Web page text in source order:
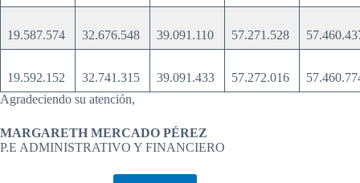
19.587.574 32.676.548 39.091.110 57.271.528
19.592.152 32.741.315 39.091.433 57.272.016
Agradeciendo su atención,
MARGARETH MERCADO PÉREZ
P.E ADMINISTRATIVO Y FINANCIERO